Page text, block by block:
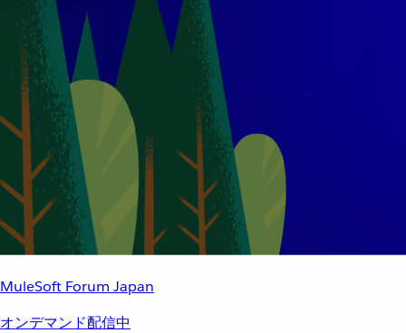
MuleSoft Forum Japan
オンデマンド配信中